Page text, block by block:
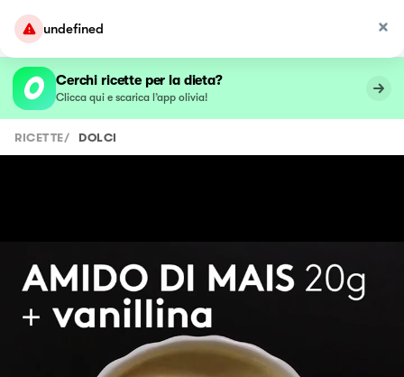
undefined
Cerchi ricette per la dieta?
Clicca qui e scarica l’app olivia!
RICETTE/ DOLCI